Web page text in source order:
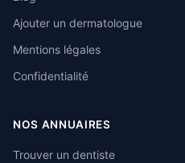
Ajouter un dermatologue
Mentions légales
Confidentialité
NOS ANNUAIRES
Trouver un dentiste